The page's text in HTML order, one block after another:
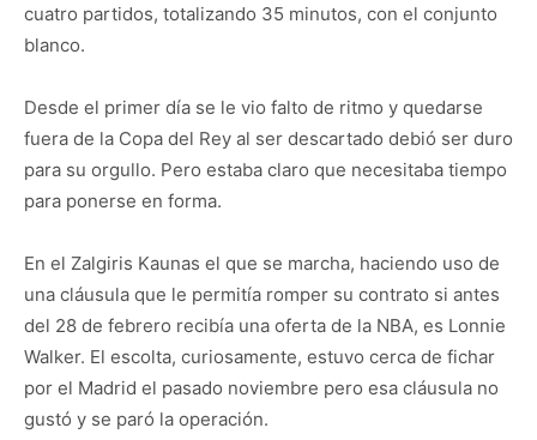
cuatro partidos, totalizando 35 minutos, con el conjunto
blanco.
Desde el primer día se le vio falto de ritmo y quedarse
fuera de la Copa del Rey al ser descartado debió ser duro
para su orgullo. Pero estaba claro que necesitaba tiempo
para ponerse en forma.
En el Zalgiris Kaunas el que se marcha, haciendo uso de
una cláusula que le permitía romper su contrato si antes
del 28 de febrero recibía una oferta de la NBA, es Lonnie
Walker. El escolta, curiosamente, estuvo cerca de fichar
por el Madrid el pasado noviembre pero esa cláusula no
gustó y se paró la operación.